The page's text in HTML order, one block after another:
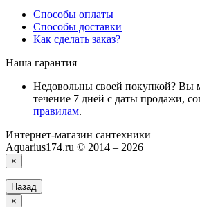
Способы оплаты
Способы доставки
Как сделать заказ?
Наша гарантия
Недовольны своей покупкой? Вы
течение 7 дней с даты продажи,
правилам.
Интернет-магазин сантехники
Aquarius174.ru © 2014 – 2026
×
Назад
×